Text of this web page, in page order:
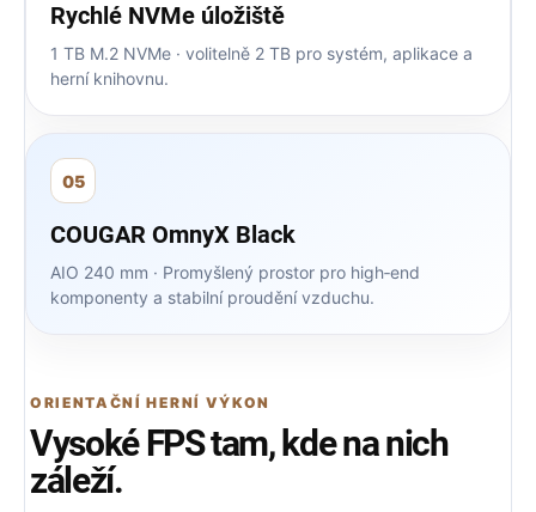
Rychlé NVMe úložiště
1 TB M.2 NVMe · volitelně 2 TB pro systém, aplikace a
herní knihovnu.
05
COUGAR OmnyX Black
AIO 240 mm · Promyšlený prostor pro high‑end
komponenty a stabilní proudění vzduchu.
ORIENTAČNÍ HERNÍ VÝKON
Vysoké FPS tam, kde na nich
záleží.